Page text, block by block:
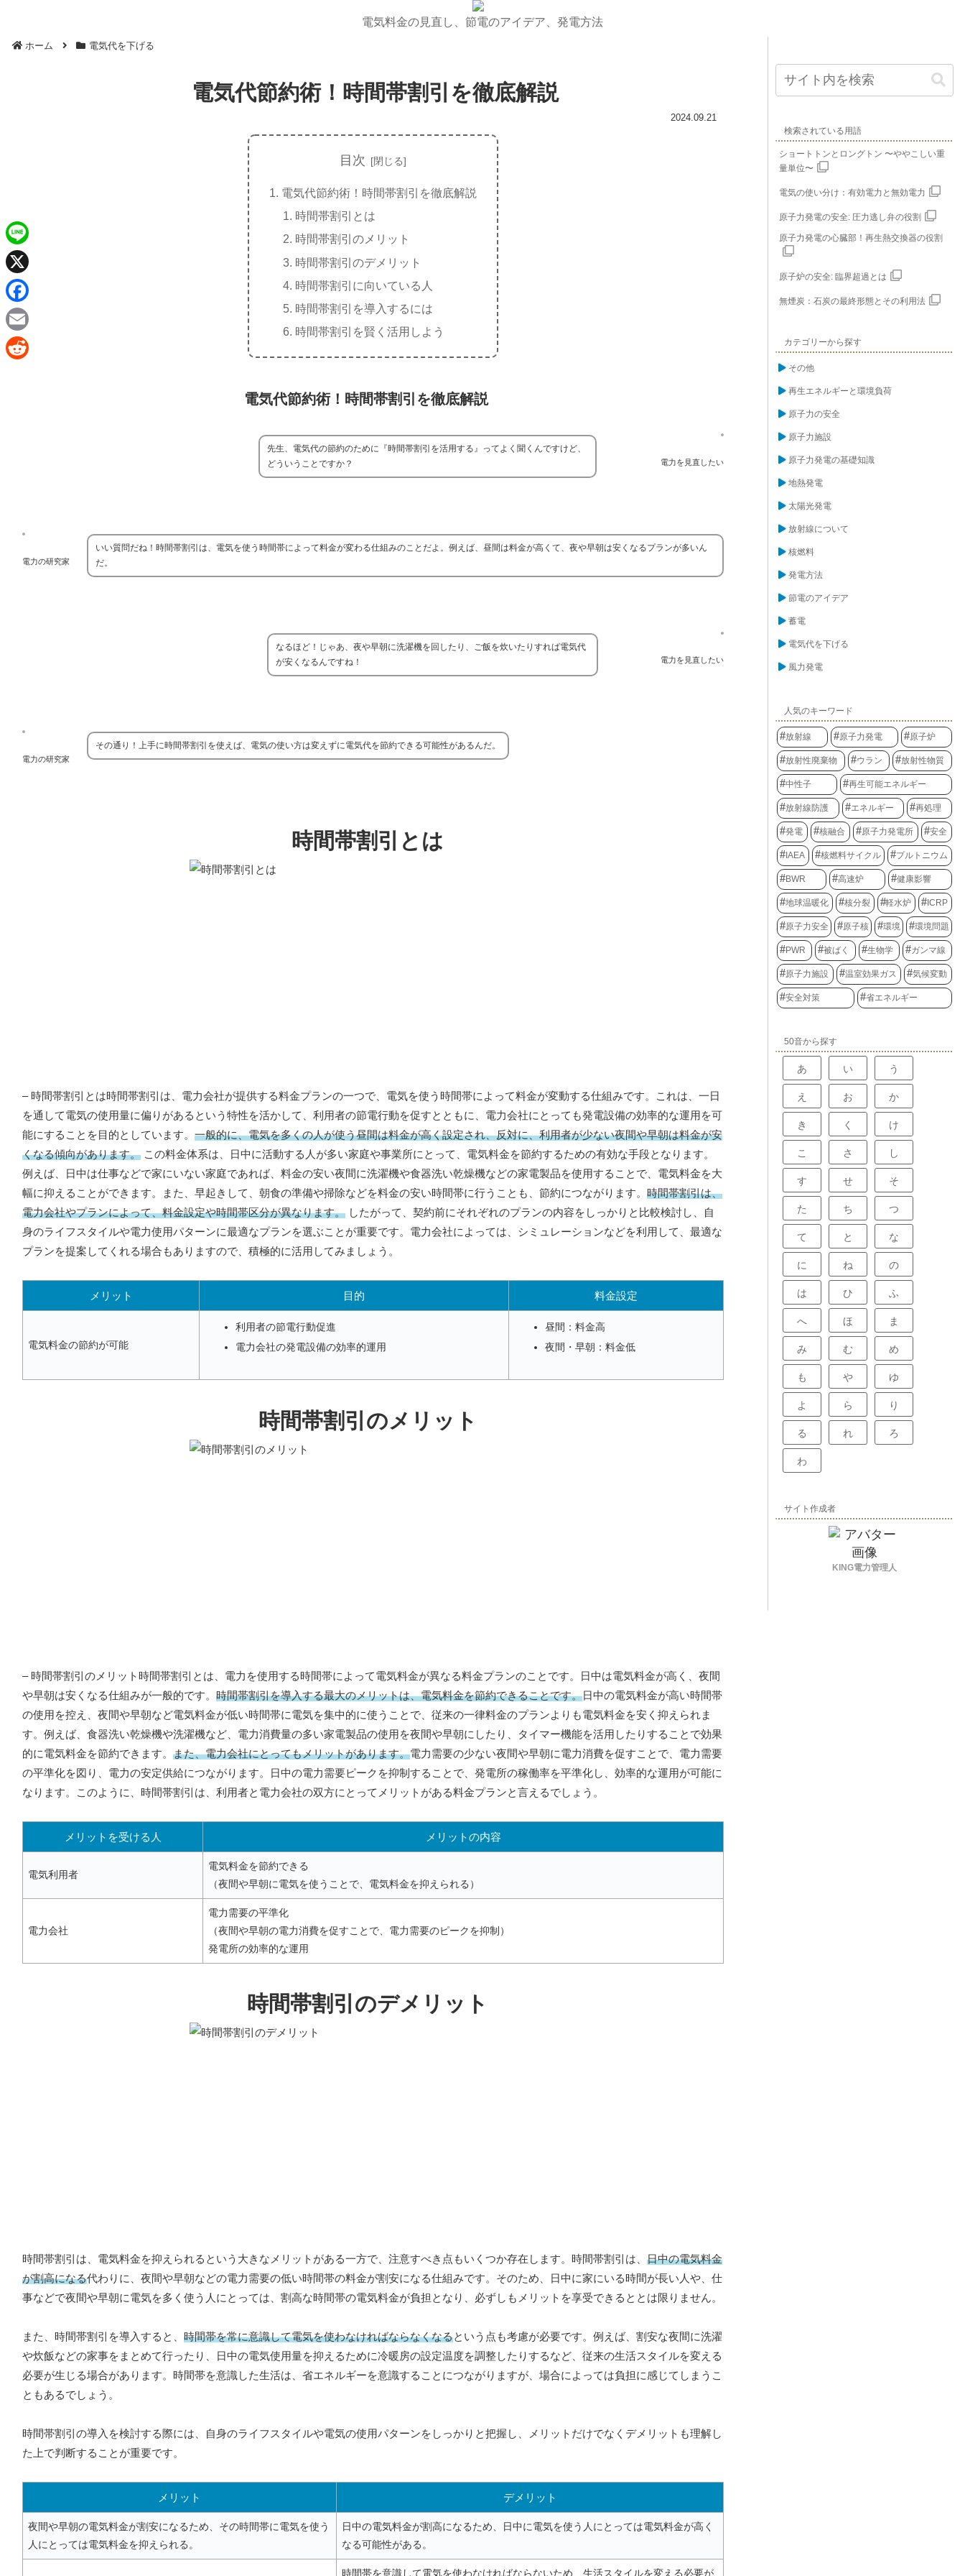
電気料金の見直し、節電のアイデア、発電方法
ホーム 電気代を下げる
電気代節約術！時間帯割引を徹底解説
2024.09.21
目次
電気代節約術！時間帯割引を徹底解説
時間帯割引とは
時間帯割引のメリット
時間帯割引のデメリット
時間帯割引に向いている人
時間帯割引を導入するには
時間帯割引を賢く活用しよう
電気代節約術！時間帯割引を徹底解説
電力を見直したい
先生、電気代の節約のために『時間帯割引を活用する』ってよく聞くんですけど、
どういうことですか？
電力の研究家
いい質問だね！時間帯割引は、電気を使う時間帯によって料金が変わる仕組みのことだよ。例えば、昼間は料金が高くて、夜や早朝は安くなるプランが多いん
だ。
電力を見直したい
なるほど！じゃあ、夜や早朝に洗濯機を回したり、ご飯を炊いたりすれば電気代
が安くなるんですね！
電力の研究家
その通り！上手に時間帯割引を使えば、電気の使い方は変えずに電気代を節約できる可能性があるんだ。
時間帯割引とは
– 時間帯割引とは時間帯割引は、電力会社が提供する料金プランの一つで、電気を使う時間帯によって料金が変動する仕組みです。これは、一日
を通して電気の使用量に偏りがあるという特性を活かして、利用者の節電行動を促すとともに、電力会社にとっても発電設備の効率的な運用を可
能にすることを目的としています。 一般的に、電気を多くの人が使う昼間は料金が高く設定され、反対に、利用者が少ない夜間や早朝は料金が安
くなる傾向があります。 この料金体系は、日中に活動する人が多い家庭や事業所にとって、電気料金を節約するための有効な手段となります。
例えば、日中は仕事などで家にいない家庭であれば、料金の安い夜間に洗濯機や食器洗い乾燥機などの家電製品を使用することで、電気料金を大
幅に抑えることができます。また、早起きして、朝食の準備や掃除などを料金の安い時間帯に行うことも、節約につながります。 時間帯割引は、
電力会社やプランによって、料金設定や時間帯区分が異なります。 したがって、契約前にそれぞれのプランの内容をしっかりと比較検討し、自
身のライフスタイルや電力使用パターンに最適なプランを選ぶことが重要です。電力会社によっては、シミュレーションなどを利用して、最適な
プランを提案してくれる場合もありますので、積極的に活用してみましょう。
メリット 目的 料金設定
電気料金の節約が可能
利用者の節電行動促進
電力会社の発電設備の効率的運用
昼間：料金高
夜間・早朝：料金低
時間帯割引のメリット
– 時間帯割引のメリット時間帯割引とは、電力を使用する時間帯によって電気料金が異なる料金プランのことです。日中は電気料金が高く、夜間
や早朝は安くなる仕組みが一般的です。 時間帯割引を導入する最大のメリットは、電気料金を節約できることです。日中の電気料金が高い時間帯
の使用を控え、夜間や早朝など電気料金が低い時間帯に電気を集中的に使うことで、従来の一律料金のプランよりも電気料金を安く抑えられま
す。例えば、食器洗い乾燥機や洗濯機など、電力消費量の多い家電製品の使用を夜間や早朝にしたり、タイマー機能を活用したりすることで効果
的に電気料金を節約できます。 また、電力会社にとってもメリットがあります。電力需要の少ない夜間や早朝に電力消費を促すことで、電力需要
の平準化を図り、電力の安定供給につながります。日中の電力需要ピークを抑制することで、発電所の稼働率を平準化し、効率的な運用が可能に
なります。このように、時間帯割引は、利用者と電力会社の双方にとってメリットがある料金プランと言えるでしょう。
メリットを受ける人 メリットの内容
電気利用者
電気料金を節約できる
（夜間や早朝に電気を使うことで、電気料金を抑えられる）
電力会社
電力需要の平準化
（夜間や早朝の電力消費を促すことで、電力需要のピークを抑制）
発電所の効率的な運用
時間帯割引のデメリット
時間帯割引は、電気料金を抑えられるという大きなメリットがある一方で、注意すべき点もいくつか存在します。時間帯割引は、 日中の電気料金
が割高になる代わりに、夜間や早朝などの電力需要の低い時間帯の料金が割安になる仕組みです。そのため、日中に家にいる時間が長い人や、仕
事などで夜間や早朝に電気を多く使う人にとっては、割高な時間帯の電気料金が負担となり、必ずしもメリットを享受できるととは限りません。
また、時間帯割引を導入すると、 時間帯を常に意識して電気を使わなければならなくなるという点も考慮が必要です。例えば、割安な夜間に洗濯
や炊飯などの家事をまとめて行ったり、日中の電気使用量を抑えるために冷暖房の設定温度を調整したりするなど、従来の生活スタイルを変える
必要が生じる場合があります。時間帯を意識した生活は、省エネルギーを意識することにつながりますが、場合によっては負担に感じてしまうこ
ともあるでしょう。
時間帯割引の導入を検討する際には、自身のライフスタイルや電気の使用パターンをしっかりと把握し、メリットだけでなくデメリットも理解し
た上で判断することが重要です。
メリット デメリット
夜間や早朝の電気料金が割安になるため、その時間帯に電気を使う
人にとっては電気料金を抑えられる。
日中の電気料金が割高になるため、日中に電気を使う人にとっては電気料金が高く
なる可能性がある。
時間帯を意識して電気を使わなければならないため、生活スタイルを変える必要が
検索されている用語
ショートトンとロングトン 〜ややこしい重
量単位〜
電気の使い分け：有効電力と無効電力
原子力発電の安全: 圧力逃し弁の役割
原子力発電の心臓部！再生熱交換器の役割
原子炉の安全: 臨界超過とは
無煙炭：石炭の最終形態とその利用法
カテゴリーから探す
その他
再生エネルギーと環境負荷
原子力の安全
原子力施設
原子力発電の基礎知識
地熱発電
太陽光発電
放射線について
核燃料
発電方法
節電のアイデア
蓄電
電気代を下げる
風力発電
人気のキーワード
放射線 原子力発電 原子炉
放射性廃棄物 ウラン 放射性物質
中性子 再生可能エネルギー
放射線防護 エネルギー 再処理
発電 核融合 原子力発電所 安全
IAEA 核燃料サイクル プルトニウム
BWR 高速炉 健康影響
地球温暖化 核分裂 軽水炉 ICRP
原子力安全 原子核 環境 環境問題
PWR 被ばく 生物学 ガンマ線
原子力施設 温室効果ガス 気候変動
安全対策 省エネルギー
50音から探す
あ い う
え お か
き く け
こ さ し
す せ そ
た ち つ
て と な
に ね の
は ひ ふ
へ ほ ま
み む め
も や ゆ
よ ら り
る れ ろ
わ
サイト作成者
KING電力管理人
L
n
e
X
F
a
c
E